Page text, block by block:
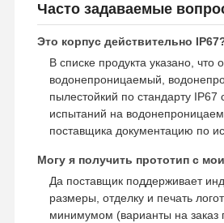
Часто задаваемые
Это корпус действительно
В списке продукта указано, что
водонепроницаемый,
пылестойкий по стандарту IP67
испытаний на
поставщика документацию по
Могу я получить прототип с
Да поставщик поддерживает
размеры, отделку и печать
минимумом (варианты на заказ